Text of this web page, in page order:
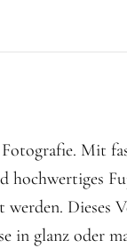
Mit
werden.
in glanz oder